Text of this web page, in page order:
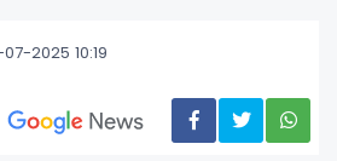
2025 10:19